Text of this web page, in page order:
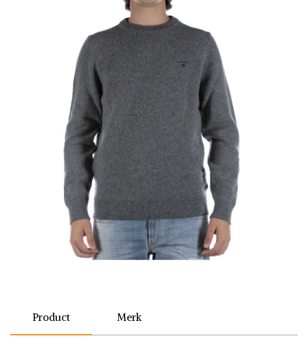
Product Merk